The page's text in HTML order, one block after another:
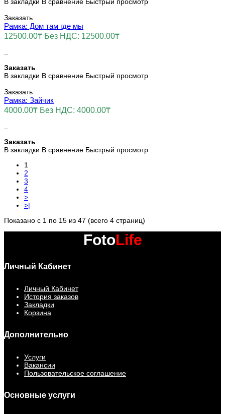
Заказать
Рамка: Дом там где мы
12500.00₸ Без НДС: 12500.00₸
Заказать
В закладки В сравнение Быстрый просмотр
Заказать
Рамка: Зайчик
4000.00₸ Без НДС: 4000.00₸
Заказать
В закладки В сравнение Быстрый просмотр
1
2
3
4
>
>|
Показано с 1 по 15 из 47 (всего 4 страниц)
FotoLife
Личный Кабинет
Личный Кабинет
История заказов
Закладки
Корзина
Дополнительно
Услуги
Вакансии
Пользовательское соглашение
Основные услуги